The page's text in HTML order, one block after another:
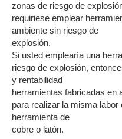
zonas de riesgo de
requiriese emplear
ambiente sin riesgo de
explosión.
Si usted emplearía una
riesgo de explosión,
y rentabilidad
herramientas fabricadas en
para realizar la misma
herramienta de
cobre o latón.